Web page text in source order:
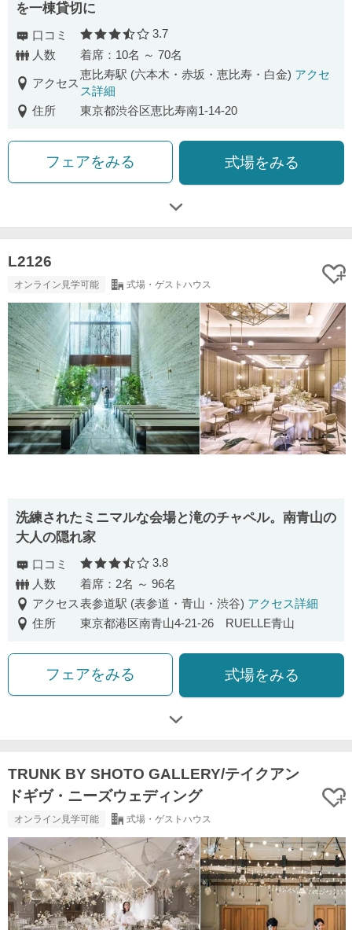
を一棟貸切に
口コミ 口コミ評価
3.7
人数
着席：10名 ～ 70名
アクセス
恵比寿駅 (六本木・赤坂・恵比寿・白金) アクセ
ス詳細
住所
東京都渋谷区恵比寿南1-14-20
フェアをみる 式場をみる
L2126
オンライン見学可能 式場・ゲストハウス
洗練されたミニマルな会場と滝のチャペル。南青山の
大人の隠れ家
口コミ 口コミ評価
3.8
人数
着席：2名 ～ 96名
アクセス表参道駅 (表参道・青山・渋谷) アクセス詳細
住所
東京都港区南青山4-21-26 RUELLE青山
フェアをみる 式場をみる
TRUNK BY SHOTO GALLERY/テイクアン
ドギヴ・ニーズウェディング
オンライン見学可能 式場・ゲストハウス